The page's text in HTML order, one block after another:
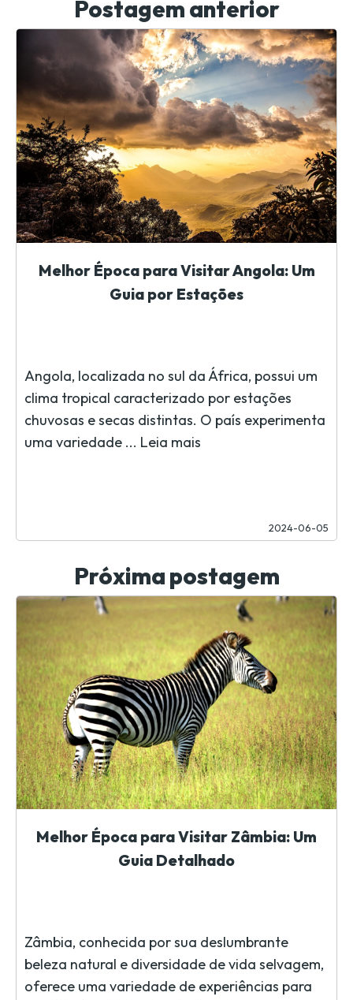
Postagem anterior
Melhor Época para Visitar Angola: Um
Guia por Estações
Angola, localizada no sul da África, possui um
clima tropical caracterizado por estações
chuvosas e secas distintas. O país experimenta
uma variedade ... Leia mais
2024-06-05
Próxima postagem
Melhor Época para Visitar Zâmbia: Um
Guia Detalhado
Zâmbia, conhecida por sua deslumbrante
beleza natural e diversidade de vida selvagem,
oferece uma variedade de experiências para